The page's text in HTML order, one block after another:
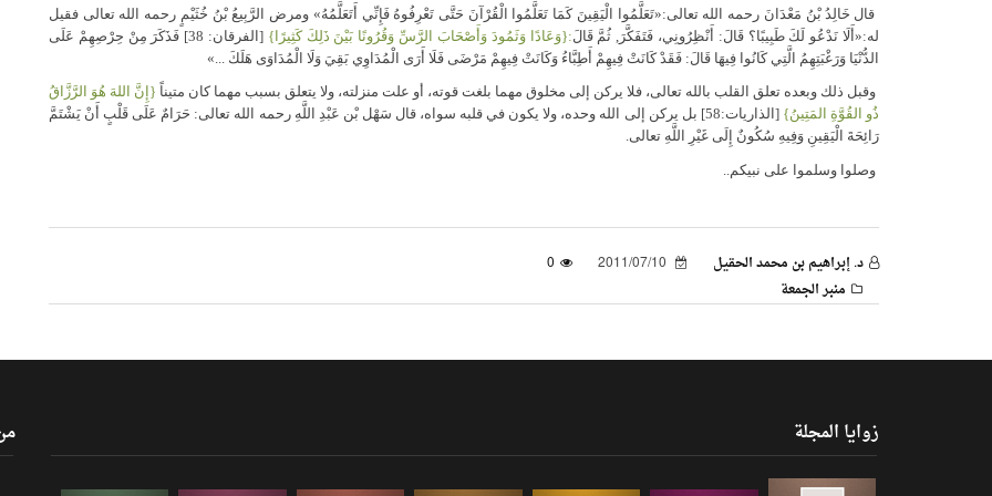
قال خَالِدُ بْنُ مَعْدَانَ رحمه الله تعالى:«تَعَلَّمُوا الْيَقِينَ كَمَا تَعَلَّمُوا الْقُرْآنَ حَتَّى تَعْرِفُوهُ فَإِنِّي أَتَعَلَّمُهُ» ومرض الرَّبِيعُ بْنُ خُثَيْمٍ رحمه الله تعالى فقيل
له:«أَلَا نَدْعُو لَكَ طَبِيبًا؟ قَالَ: أَنْظِرُونِي، فَتَفَكَّرَ, ثُمَّ قَالَ:{وَعَادًا وَثَمُودَ وَأَصْحَابَ الرَّسِّ وَقُرُونًا بَيْنَ ذَلِكَ كَثِيرًا}
[الفرقان: 38] فَذَكَرَ مِنْ حِرْصِهِمْ عَلَى
الدُّنْيَا وَرَغْبَتِهِمُ الَّتِي كَانُوا فِيهَا قَالَ: فَقَدْ كَانَتْ فِيهِمْ أَطِبَّاءُ وَكَانَتْ فِيهِمْ مَرْضَى فَلَا أَرَى الْمُدَاوِي بَقِيَ وَلَا الْمُدَاوَى هَلَكَ ...»
وقبل ذلك وبعده تعلق القلب بالله تعالى، فلا يركن إلى مخلوق مهما بلغت قوته، أو علت منزلته، ولا يتعلق بسبب مهما كان متيناً {إِنَّ اللهَ هُوَ الرَّزَّاقُ
ذُو القُوَّةِ المَتِينُ}
[الذاريات:58] بل يركن إلى الله وحده، ولا يكون في قلبه سواه، قال سَهْل بْن عَبْدِ اللَّهِ رحمه الله تعالى: حَرَامٌ عَلَى قَلْبٍ أَنْ يَشْتَمَّ
رَائِحَةَ الْيَقِينِ وَفِيهِ سُكُونٌ إِلَى غَيْرِ اللَّهِ تعالى.
وصلوا وسلموا على نبيكم..
د. إبراهيم بن محمد الحقيل
0
منبر الجمعة
زوايا المجلة